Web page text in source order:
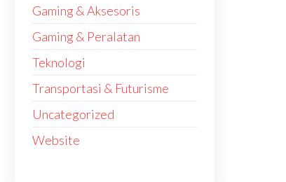
Gaming & Aksesoris
Gaming & Peralatan
Teknologi
Transportasi & Futurisme
Uncategorized
Website